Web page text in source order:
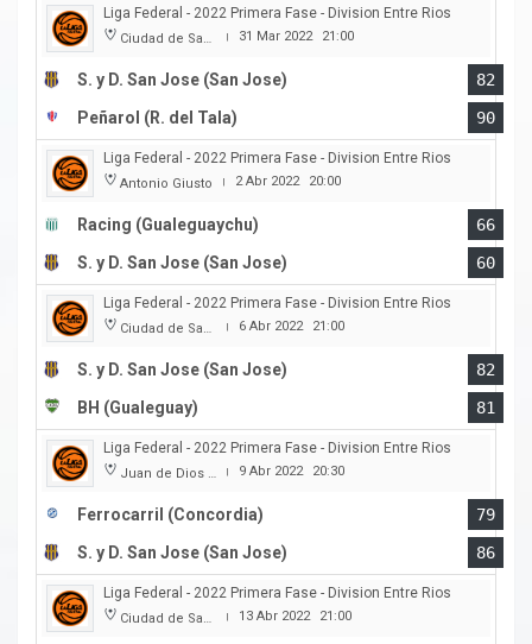
Liga Federal - 2022 Primera Fase - Division Entre Rios
Ciudad de San Jose | 31 Mar 2022 21:00
S. y D. San Jose (San Jose)
82
Peñarol (R. del Tala)
90
Liga Federal - 2022 Primera Fase - Division Entre Rios
Antonio Giusto | 2 Abr 2022 20:00
Racing (Gualeguaychu)
66
S. y D. San Jose (San Jose)
60
Liga Federal - 2022 Primera Fase - Division Entre Rios
Ciudad de San Jose | 6 Abr 2022 21:00
S. y D. San Jose (San Jose)
82
BH (Gualeguay)
81
Liga Federal - 2022 Primera Fase - Division Entre Rios
Juan de Dios Obregon | 9 Abr 2022 20:30
Ferrocarril (Concordia)
79
S. y D. San Jose (San Jose)
86
Liga Federal - 2022 Primera Fase - Division Entre Rios
Ciudad de San Jose | 13 Abr 2022 21:00